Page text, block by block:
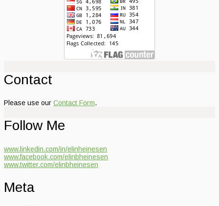
Contact
Please use our Contact Form.
Follow Me
www.linkedin.com/in/elinheinesen
www.facebook.com/elinbheinesen
www.twitter.com/elinbheinesen
Meta